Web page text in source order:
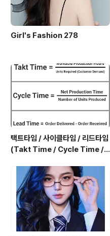
Girl's Fashion 278
택트타임 / 사이클타임 / 리드타임
(Takt Time / Cycle Time / L